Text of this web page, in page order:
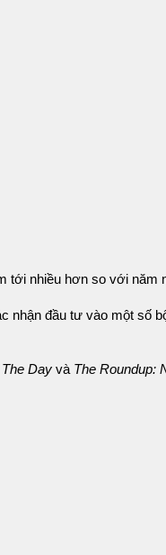
tới nhiều hơn so với năm
nhận đầu tư vào một số
Day và The Roundup: